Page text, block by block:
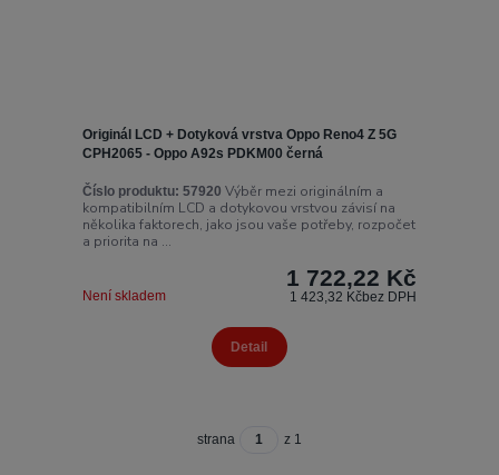
Originál LCD + Dotyková vrstva Oppo Reno4 Z 5G
CPH2065 - Oppo A92s PDKM00 černá
Číslo produktu: 57920 Výběr mezi originálním a
kompatibilním LCD a dotykovou vrstvou závisí na
několika faktorech, jako jsou vaše potřeby, rozpočet
a priorita na ...
1 722,22 Kč
1 423,32 Kčbez DPH
Není skladem
Detail
strana z 1